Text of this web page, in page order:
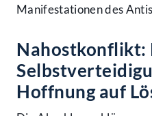
Manifestationen des
Nahostkonflikt:
Hoffnung auf